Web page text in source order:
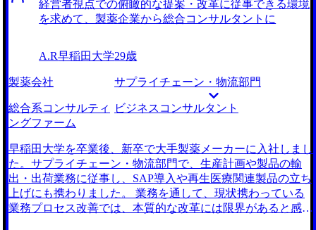
場所に留まり続けていては、間違いなく私も仕事における成
長意欲がなくなってしまっていたと思います。自分の直感を
における最大の勝因であり、本当に良かった点だと振り返っ
るのが後半になっていたことは反省点ですね。やはりマクロ
で把握してからミクロに絞っていくのが定石ですし、その方
が間違いが起きないと思います。自分は納得のいく企業に行
けたので結果的に良かったですが、実はこっちの方が良いフ
ァームだった！と後から知っては元も子もないですから。
転職前は年収700万円、転職後は年収750万円になりました。
面接対策が本当に丁寧でした。それに紹介してくれるファー
ムも豊富で、正直驚きの連続でした。私がM&A仲介会社に
M&A仲介会社を紹介してくるのではなく、私のモチベーシ
であるのか？と考えてくださいました。石崎さんが丁寧に向
き合ってくださったことが、非常に心強かったです。 エー
ジェントさんを比較したのは良かったです。相対化をするこ
とで各社の良さが見えてきますし、しっかりと比較すること
で、自分も納得しながら身を預けることができました。 自
分のモチベーションややりがいなどを、大ざっぱに捉え過ぎ
ていたのは反省点です。石崎さんとの面談を通じて、より高
い解像度で自身の進む道を見定めることができて、そしてそ
の上で、やっぱり自分はこの道が良いという確信が持てまし
レーター式に高い給与をもらっている現実に、「この会社で
いました。 近年はコンプライアンス規制が非常に厳しくな
り、医師に対して、患者様のためになると思っても、ガイド
ラインから少しでも外れた提案は一切できません。 「本当
に医療に貢献できているのか？」「自分はただの高級な御用
聞きではないか？」という無力感に襲われることが増え、自
なりました。 自身の能力が評価に直結し、大きな裁量をも
って社会貢献性の高い仕事に携わりたいという思いがありま
したので、最初はM&A仲介会社かコンサルティングファー
ムかのどちらかを考えていました。 しかし、私の強みであ
る医療知識を活かしつつ、「営業」としてモノを売るのでは
経営者視点での俯瞰的な提案・改革に従事できる環境
を求めて、製薬企業から総合コンサルタントに
A.R早稲田大学29歳
製薬会社 サプライチェーン・物流部門
総合系コンサルティ
ングファーム
ビジネスコンサルタント
早稲田大学を卒業後、新卒で大手製薬メーカーに入社しまし
た。サプライチェーン・物流部門で、生産計画や製品の輸
出・出荷業務に従事し、SAP導入や再生医療関連製品の立ち
上げにも携わりました。 業務を通して、現状携わっている
業務プロセス改善では、本質的な改革には限界があると感じ